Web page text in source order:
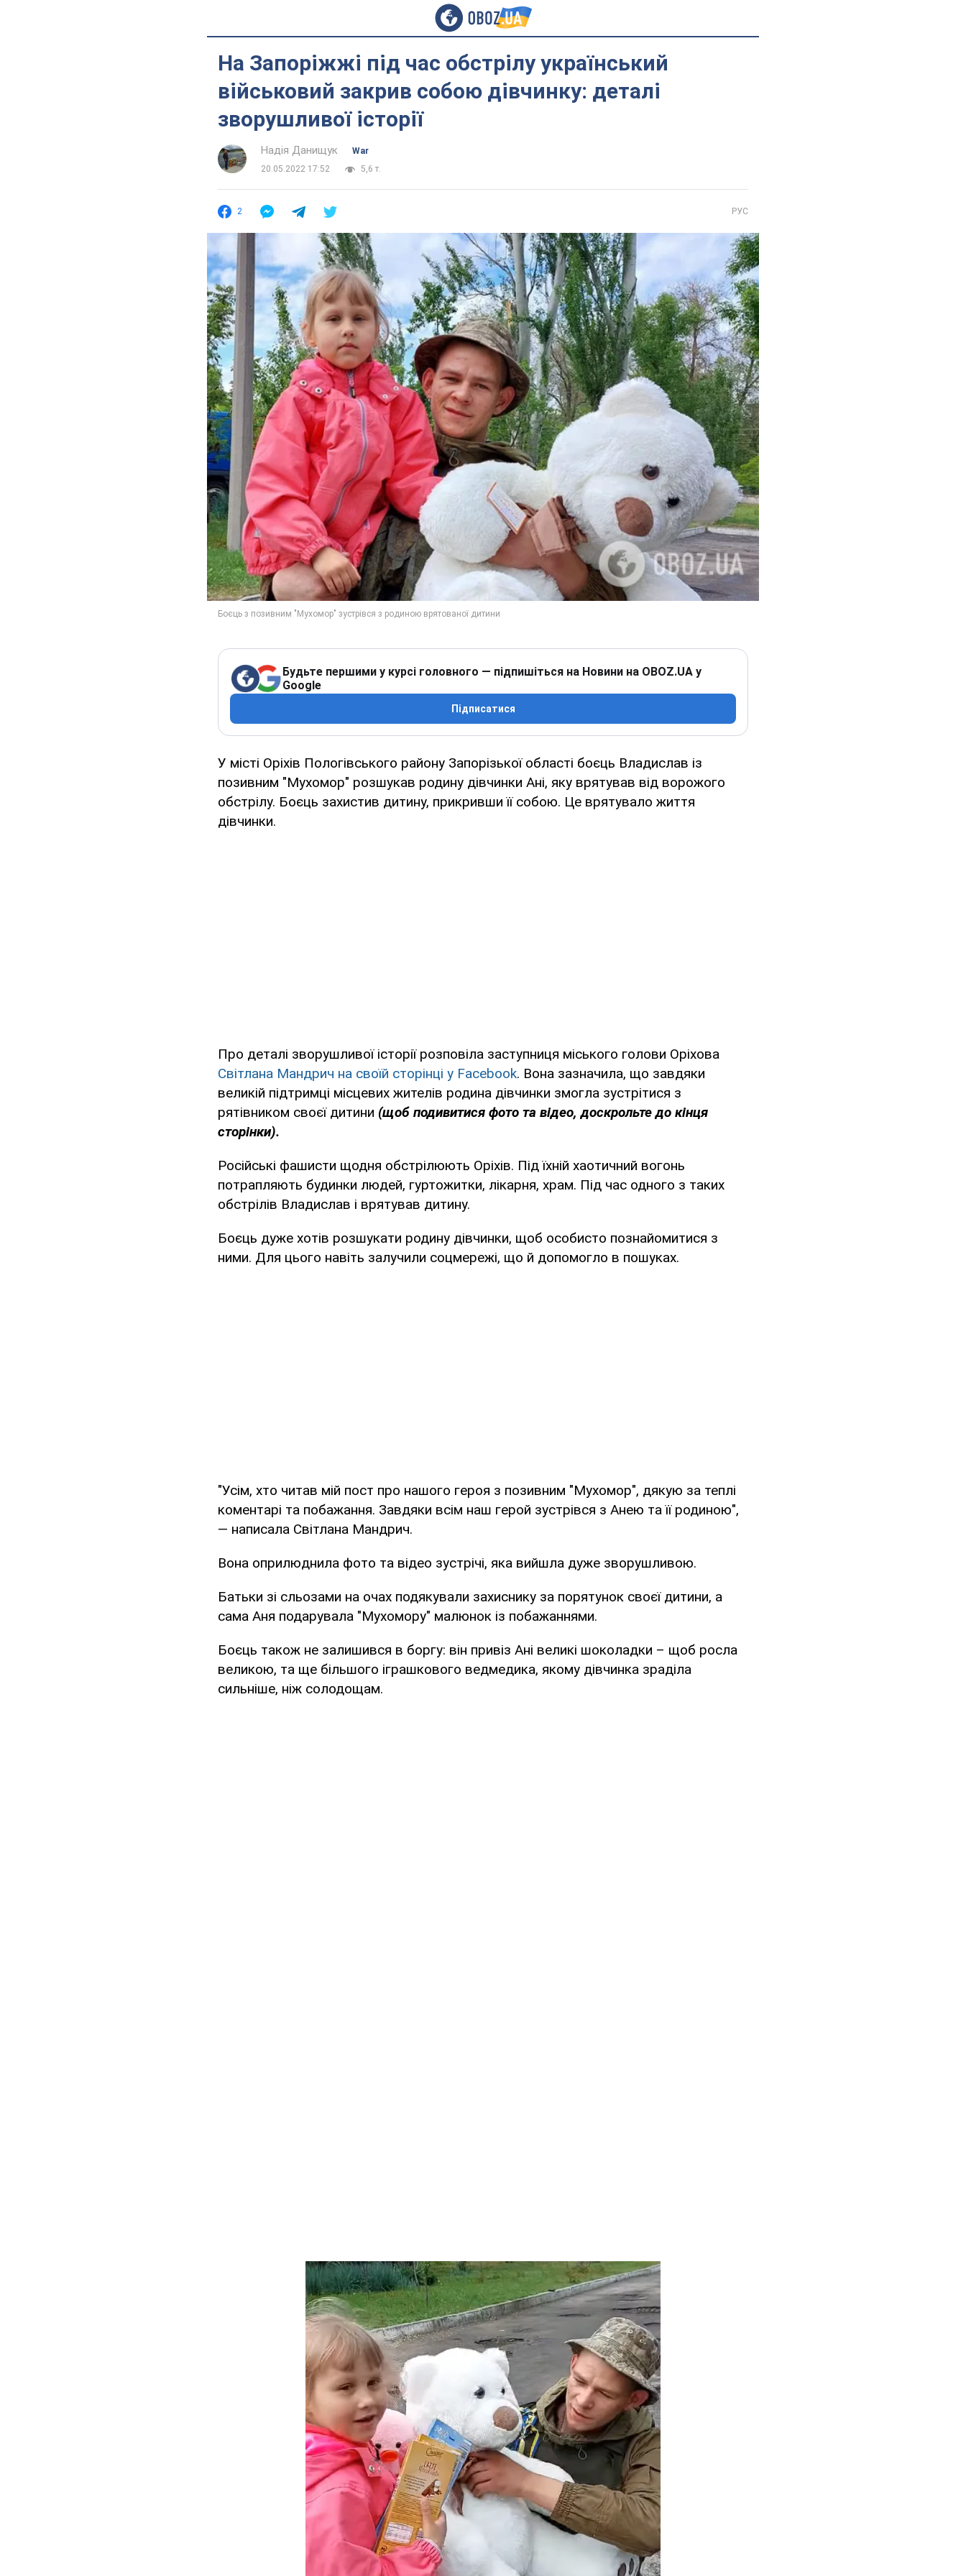
На Запоріжжі під час обстрілу український
військовий закрив собою дівчинку: деталі
зворушливої історії
Надія Данищук
War
20.05.2022 17:52
5,6 т.
2 РУС
Будьте першими у курсі головного — підпишіться на Новини на OBOZ.UA у
Google
Підписатися
У місті Оріхів Пологівського району Запорізької області боєць Владислав із
позивним "Мухомор" розшукав родину дівчинки Ані, яку врятував від ворожого
обстрілу. Боєць захистив дитину, прикривши її собою. Це врятувало життя
дівчинки.
Про деталі зворушливої історії розповіла заступниця міського голови Оріхова
Світлана Мандрич на своїй сторінці у Facebook. Вона зазначила, що завдяки
великій підтримці місцевих жителів родина дівчинки змогла зустрітися з
рятівником своєї дитини (щоб подивитися фото та відео, доскрольте до кінця
сторінки).
Російські фашисти щодня обстрілюють Оріхів. Під їхній хаотичний вогонь
потрапляють будинки людей, гуртожитки, лікарня, храм. Під час одного з таких
обстрілів Владислав і врятував дитину.
Боєць дуже хотів розшукати родину дівчинки, щоб особисто познайомитися з
ними. Для цього навіть залучили соцмережі, що й допомогло в пошуках.
"Усім, хто читав мій пост про нашого героя з позивним "Мухомор", дякую за теплі
коментарі та побажання. Завдяки всім наш герой зустрівся з Анею та її родиною",
— написала Світлана Мандрич.
Вона оприлюднила фото та відео зустрічі, яка вийшла дуже зворушливою.
Батьки зі сльозами на очах подякували захиснику за порятунок своєї дитини, а
сама Аня подарувала "Мухомору" малюнок із побажаннями.
Боєць також не залишився в боргу: він привіз Ані великі шоколадки – щоб росла
великою, та ще більшого іграшкового ведмедика, якому дівчинка зраділа
сильніше, ніж солодощам.